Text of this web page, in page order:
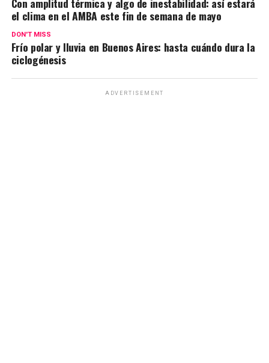
el clima en el AMBA este fin de semana de mayo
DON'T MISS
Frío polar y lluvia en Buenos Aires: hasta cuándo dura la
ciclogénesis
ADVERTISEMENT